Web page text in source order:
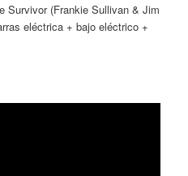
Survivor (Frankie Sullivan & Jim
eléctrica + bajo eléctrico +